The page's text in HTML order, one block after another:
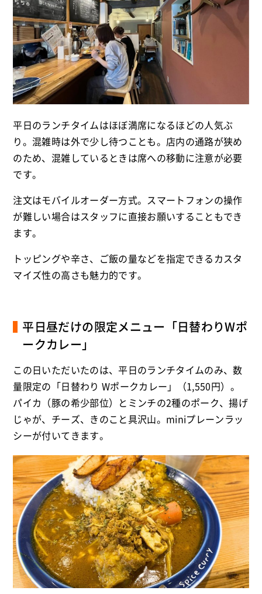
平日のランチタイムはほぼ満席になるほどの人気ぶ
り。混雑時は外で少し待つことも。店内の通路が狭め
のため、混雑しているときは席への移動に注意が必要
です。
注文はモバイルオーダー方式。スマートフォンの操作
が難しい場合はスタッフに直接お願いすることもでき
ます。
トッピングや辛さ、ご飯の量などを指定できるカスタ
マイズ性の高さも魅力的です。
平日昼だけの限定メニュー「日替わりWポ
ークカレー」
この日いただいたのは、平日のランチタイムのみ、数
量限定の「日替わり Wポークカレー」（1,550円）。
パイカ（豚の希少部位）とミンチの2種のポーク、揚げ
じゃが、チーズ、きのこと具沢山。miniプレーンラッ
シーが付いてきます。